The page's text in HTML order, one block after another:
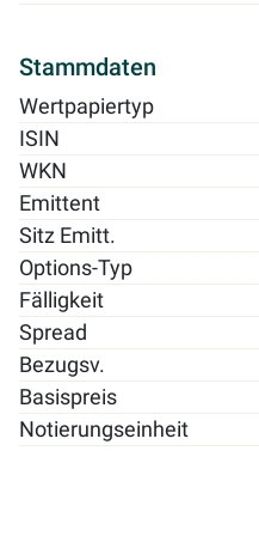
Stammdaten
Wertpapiertyp
ISIN
WKN
Emittent
Sitz Emitt.
Options-Typ
Fälligkeit
Spread
Bezugsv.
Basispreis
Notierungseinheit